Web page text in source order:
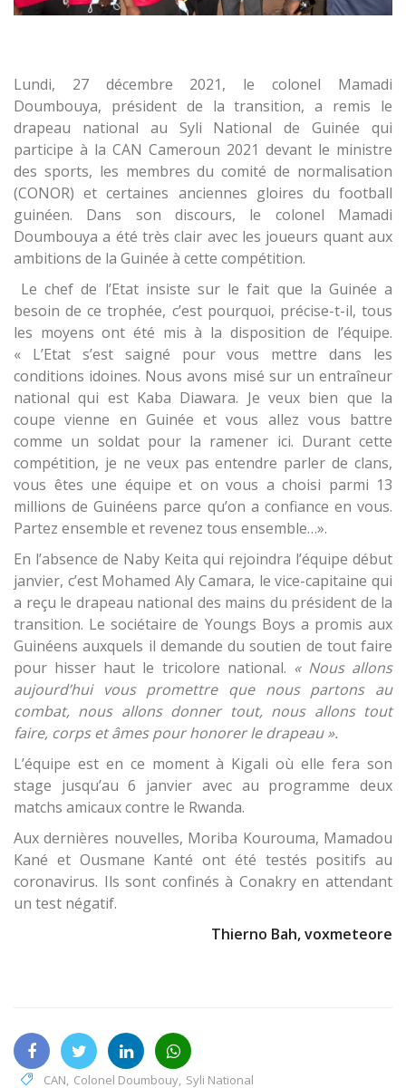
Lundi, 27 décembre 2021, le colonel Mamadi
Doumbouya, président de la transition, a remis le
drapeau national au Syli National de Guinée qui
participe à la CAN Cameroun 2021 devant le ministre
des sports, les membres du comité de normalisation
(CONOR) et certaines anciennes gloires du football
guinéen. Dans son discours, le colonel Mamadi
Doumbouya a été très clair avec les joueurs quant aux
ambitions de la Guinée à cette compétition.
Le chef de l’Etat insiste sur le fait que la Guinée a
besoin de ce trophée, c’est pourquoi, précise-t-il, tous
les moyens ont été mis à la disposition de l’équipe.
« L’Etat s’est saigné pour vous mettre dans les
conditions idoines. Nous avons misé sur un entraîneur
national qui est Kaba Diawara. Je veux bien que la
coupe vienne en Guinée et vous allez vous battre
comme un soldat pour la ramener ici. Durant cette
compétition, je ne veux pas entendre parler de clans,
vous êtes une équipe et on vous a choisi parmi 13
millions de Guinéens parce qu’on a confiance en vous.
Partez ensemble et revenez tous ensemble…».
En l’absence de Naby Keita qui rejoindra l’équipe début
janvier, c’est Mohamed Aly Camara, le vice-capitaine qui
a reçu le drapeau national des mains du président de la
transition. Le sociétaire de Youngs Boys a promis aux
Guinéens auxquels il demande du soutien de tout faire
pour hisser haut le tricolore national. « Nous allons
aujourd’hui vous promettre que nous partons au
combat, nous allons donner tout, nous allons tout
faire, corps et âmes pour honorer le drapeau ».
L’équipe est en ce moment à Kigali où elle fera son
stage jusqu’au 6 janvier avec au programme deux
matchs amicaux contre le Rwanda.
Aux dernières nouvelles, Moriba Kourouma, Mamadou
Kané et Ousmane Kanté ont été testés positifs au
coronavirus. Ils sont confinés à Conakry en attendant
un test négatif.
Thierno Bah, voxmeteore
CAN Colonel Doumbouy Syli National